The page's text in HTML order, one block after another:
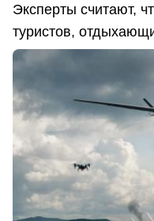
Эксперты считают,
туристов,